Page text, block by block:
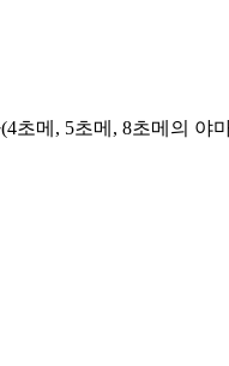
초메, 5초메, 8초메의 야